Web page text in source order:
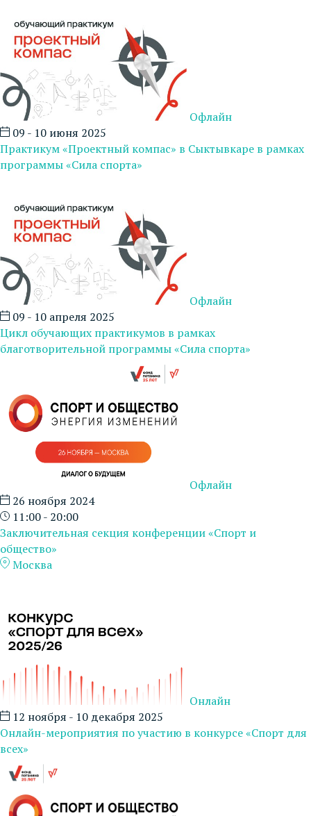
Офлайн
09 - 10 июня 2025
Практикум «Проектный компас» в Сыктывкаре в рамках
программы «Сила спорта»
Офлайн
09 - 10 апреля 2025
Цикл обучающих практикумов в рамках
благотворительной программы «Сила спорта»
Офлайн
26 ноября 2024
11:00 - 20:00
Заключительная секция конференции «Спорт и
общество»
Москва
Онлайн
12 ноября - 10 декабря 2025
Онлайн-мероприятия по участию в конкурсе «Спорт для
всех»